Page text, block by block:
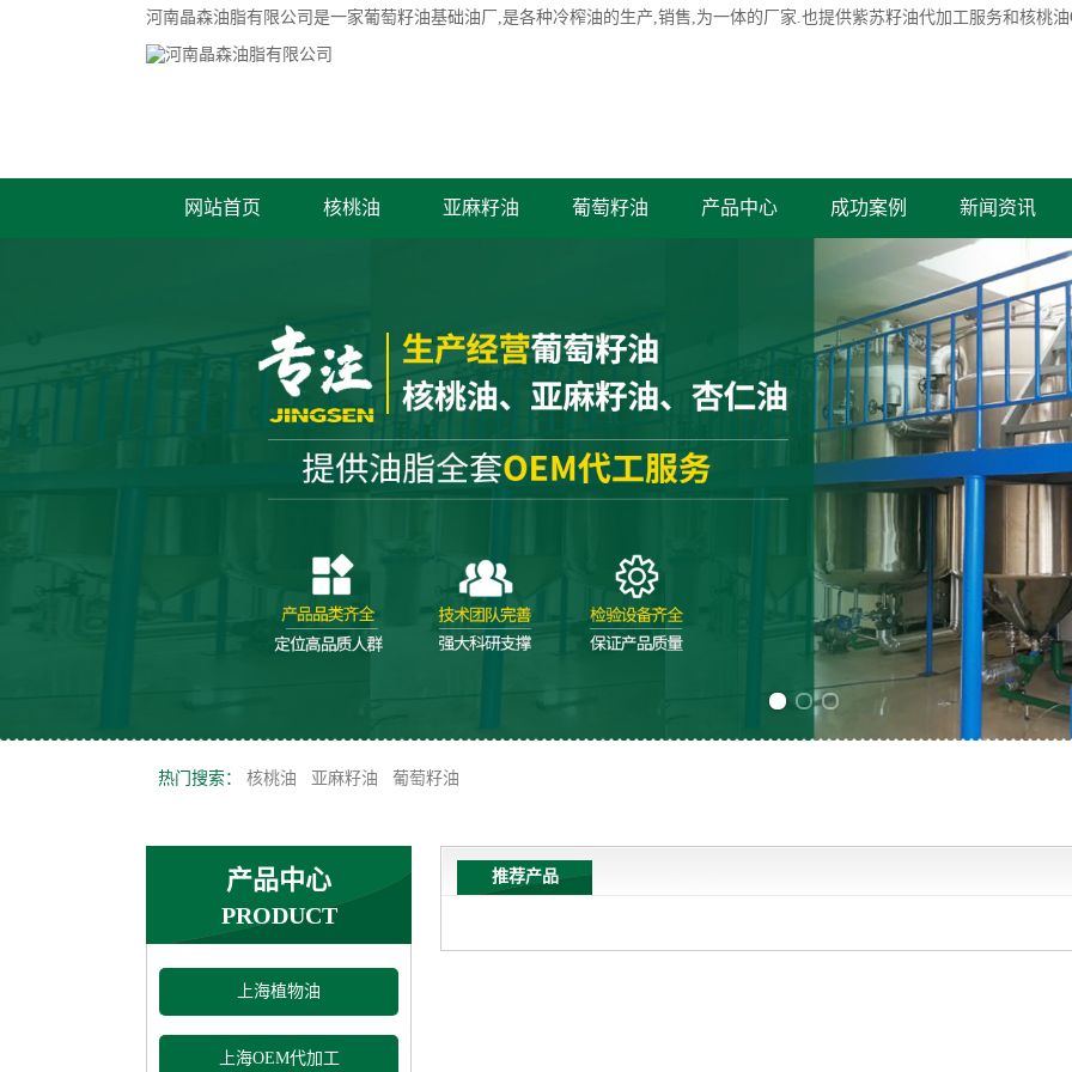
河南晶森油脂有限公司是一家葡萄籽油基础油厂 ,是各种冷榨油的生产,销售,为一体的厂家.也提供紫苏籽油代加工服务和核桃
网站首页 核桃油 亚麻籽油 葡萄籽油 产品中心 成功案例 新闻资讯
热门搜索： 核桃油 亚麻籽油 葡萄籽油
产品中心
PRODUCT
上海植物油
上海OEM代加工
推荐产品